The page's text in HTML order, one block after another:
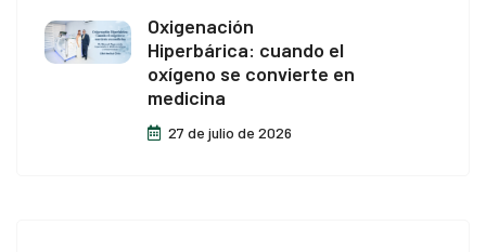
Oxigenación
Hiperbárica: cuando el
oxígeno se convierte en
medicina
27 de julio de 2026